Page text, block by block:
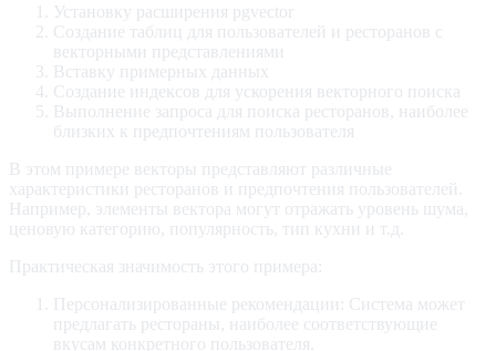
Установку расширения pgvector
Создание таблиц для пользователей и ресторанов с
векторными представлениями
Вставку примерных данных
Создание индексов для ускорения векторного поиска
Выполнение запроса для поиска ресторанов, наиболее
близких к предпочтениям пользователя
В этом примере векторы представляют различные
характеристики ресторанов и предпочтения пользователей.
Например, элементы вектора могут отражать уровень шума,
ценовую категорию, популярность, тип кухни и т.д.
Практическая значимость этого примера:
Персонализированные рекомендации: Система может
предлагать рестораны, наиболее соответствующие
вкусам конкретного пользователя.